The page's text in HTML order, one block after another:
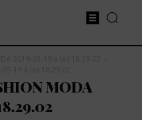
MODA